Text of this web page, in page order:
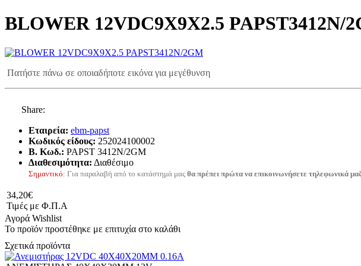
BLOWER 12VDC9X9X2.5 PAPST3412N/
Πατήστε πάνω σε οποιαδήποτε εικόνα για μεγέθυνση
Share:
Εταιρεία: ebm-papst
Κωδικός είδους: 252024100002
B. Κωδ.: PAPST 3412N/2GM
Διαθεσιμότητα: Διαθέσιμο
Σημαντικό: Για παραλαβή από το κατάστημά μας θα πρέπει πρώτα να επικοινωνήσετε τηλεφωνικά
34,20€
Τιμές με Φ.Π.Α
Αγορά Wishlist
Το προϊόν προστέθηκε με επιτυχία στο καλάθι
Σχετικά προϊόντα